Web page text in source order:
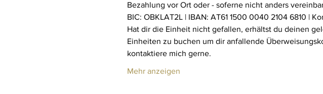
Bezahlung vor Ort oder - soferne nicht anders
BIC: OBKLAT2L | IBAN: AT61 1500 0040 2104 6810 |
Hat dir die Einheit nicht gefallen, erhältst du deinen
Einheiten zu buchen um dir anfallende
kontaktiere mich gerne.
Mehr anzeigen